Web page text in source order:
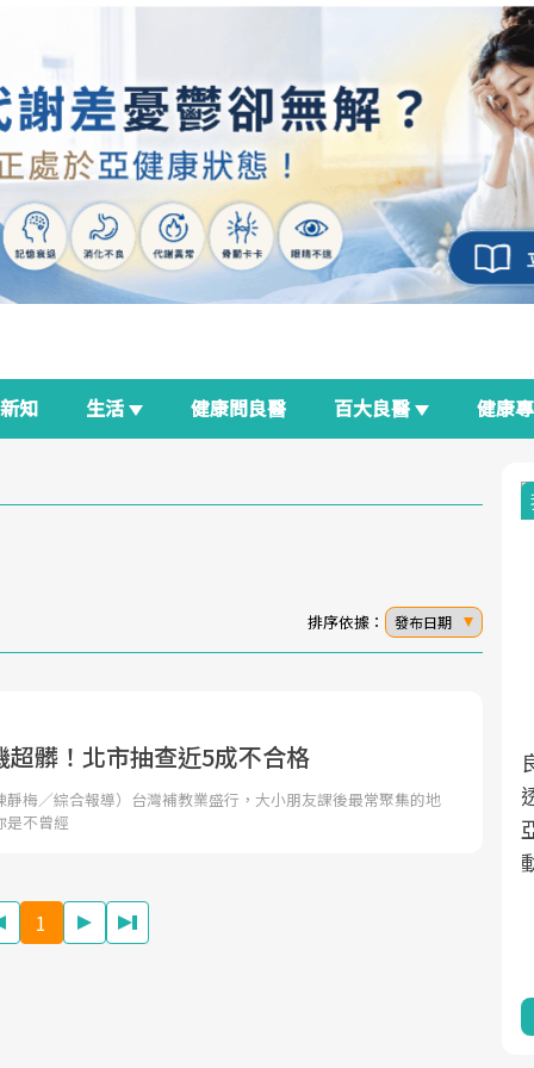
新知 生活 健康問良醫 百大良醫 健康
排序依據： 發布日期
超髒！北市抽查近5成不合格
靜梅／綜合報導）台灣補教業盛行，大小朋友課後最常聚集的地
是不曾經
1
面對超高齡社會的浪潮，台灣正在快速邁
向「健康照護」的新時代。隨著國家政策
心議題。然而，健檢不只是醫療院所的服
務，更是民眾了解自身健康狀況、啟動健
良醫生活祭
2025年，就到良醫生活祭體驗「一站式健
康新生活」，從講座、體驗到運動，全面